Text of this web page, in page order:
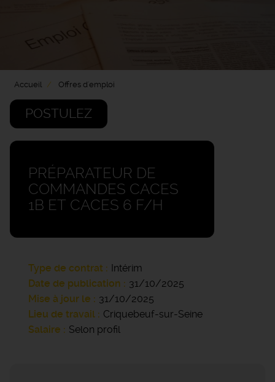
Accueil Offres d'emploi
POSTULEZ
PRÉPARATEUR DE
COMMANDES CACES
1B ET CACES 6 F/H
Type de contrat
Intérim
Date de publication
31/10/2025
Mise à jour le
31/10/2025
Lieu de travail
Criquebeuf-sur-Seine
Salaire
Selon profil